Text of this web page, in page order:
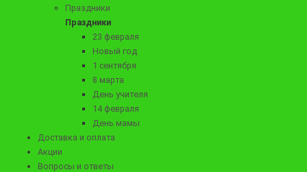
Праздники
Праздники
23 февраля
Новый год
1 сентября
8 марта
День учителя
14 февраля
День мамы
Доставка и оплата
Акции
Вопросы и ответы
Подарочная композиция из закусок в ящике "Полный комплект"